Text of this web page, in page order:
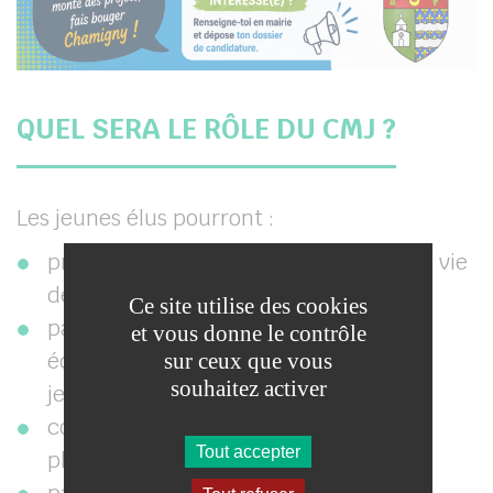
QUEL SERA LE RÔLE DU CMJ ?
Les jeunes élus pourront :
proposer des projets pour améliorer la vie
des habitants ;
participer aux réflexions sur les
équipements et espaces destinés à la
jeunesse ;
contribuer au réaménagement des
plateaux sportifs ;
Ce site utilise des cookies
et vous donne le contrôle
sur ceux que vous
souhaitez activer
Tout accepter